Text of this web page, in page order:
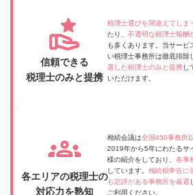
信頼できる
税理士のみと提携
税理士選びを間違えてしま
たり、 不透明な税理士報酬
も多くあります。当サービ
い税理士事務所は徹底排除
選した税理士のみと提携し
いただけます。
各エリアの税理士の
対応力を熟知
相続会議は全国450事務所
2019年から5年にわたるサ
様の紹介をしており、 各事
しています。 相続税申告に
も定評がある事務所を厳選
ご利用ください。